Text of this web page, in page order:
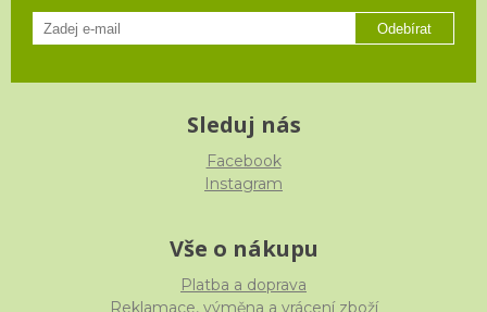
Odebírat
Sleduj nás
Facebook
Instagram
Vše o nákupu
Platba a doprava
Reklamace, výměna a vrácení zboží